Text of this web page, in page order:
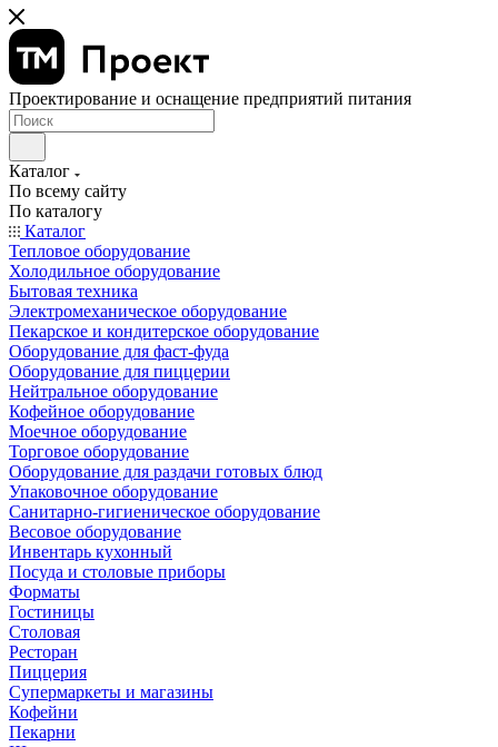
Проектирование и оснащение предприятий питания
Каталог
По всему сайту
По каталогу
Каталог
Тепловое оборудование
Холодильное оборудование
Бытовая техника
Электромеханическое оборудование
Пекарское и кондитерское оборудование
Оборудование для фаст-фуда
Оборудование для пиццерии
Нейтральное оборудование
Кофейное оборудование
Моечное оборудование
Торговое оборудование
Оборудование для раздачи готовых блюд
Упаковочное оборудование
Санитарно-гигиеническое оборудование
Весовое оборудование
Инвентарь кухонный
Посуда и столовые приборы
Форматы
Гостиницы
Столовая
Ресторан
Пиццерия
Супермаркеты и магазины
Кофейни
Пекарни